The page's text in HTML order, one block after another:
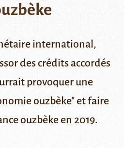
international,
des crédits accordés
provoquer une
ouzbèke" et faire
ouzbèke en 2019.